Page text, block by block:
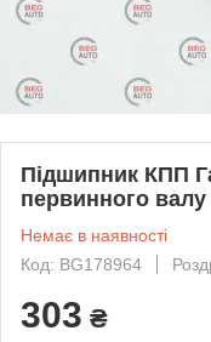
Підшипник КПП
первинного
Немає в наявності
Код: BG178964
303 ₴